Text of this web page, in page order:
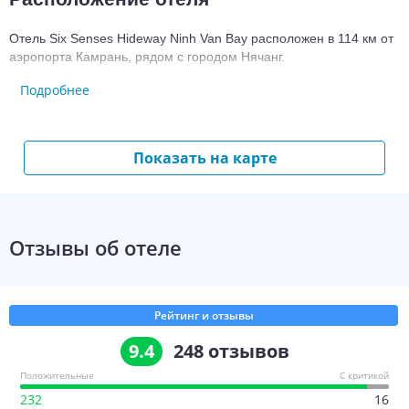
Отель Six Senses Hideway Ninh Van Bay расположен в 114 км от
аэропорта Камрань, рядом с городом Нячанг.
Номерной фонд гостиницы Six Senses
Для размещения предлагается 59 номеров.
туалетно-косметические принадлежности;
винный холодильник;
частный бассейн;
терраса;
Подробнее
Показать на карте
Отзывы об отеле
Рейтинг и отзывы
9.4 248 отзывов
Положительные С критикой
232 16